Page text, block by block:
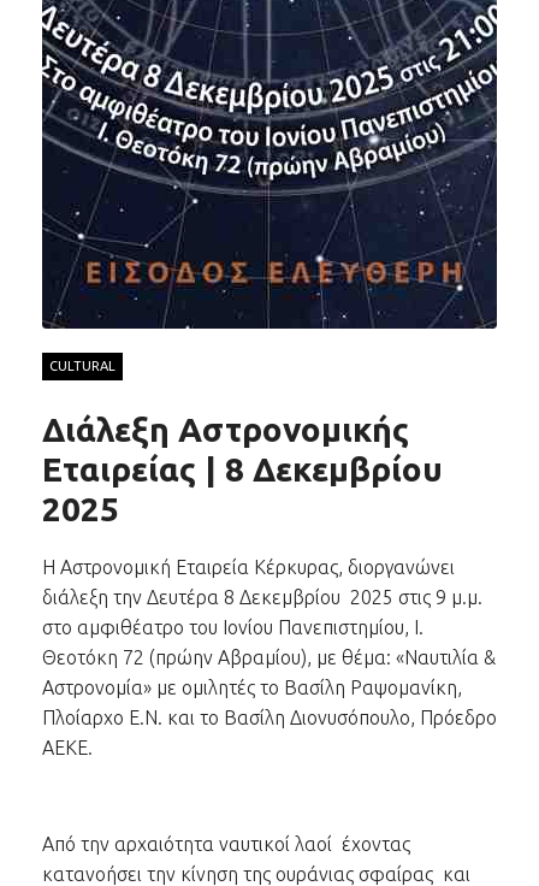
CULTURAL
Διάλεξη Αστρονομικής
Εταιρείας | 8 Δεκεμβρίου
2025
Η Αστρονομική Εταιρεία Κέρκυρας, διοργανώνει
διάλεξη την Δευτέρα 8 Δεκεμβρίου 2025 στις 9 μ.μ.
στο αμφιθέατρο του Ιονίου Πανεπιστημίου, Ι.
Θεοτόκη 72 (πρώην Αβραμίου), με θέμα: «Ναυτιλία &
Αστρονομία» με ομιλητές το Βασίλη Ραψομανίκη,
Πλοίαρχο Ε.Ν. και το Βασίλη Διονυσόπουλο, Πρόεδρο
ΑΕΚΕ.
Από την αρχαιότητα ναυτικοί λαοί έχοντας
κατανοήσει την κίνηση της ουράνιας σφαίρας και